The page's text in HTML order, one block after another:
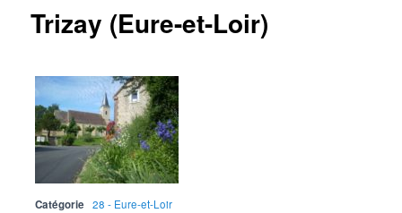
Trizay (Eure-et-Loir)
Catégorie
28 - Eure-et-Loir